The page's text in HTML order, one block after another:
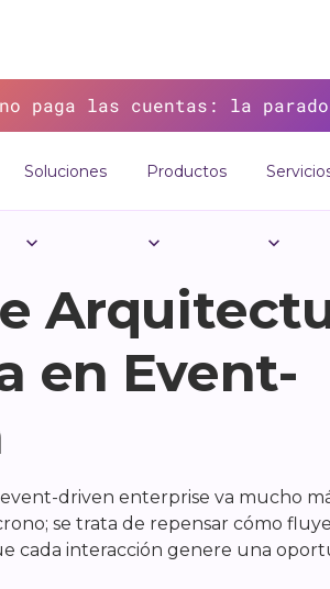
paga las cuentas: la
Soluciones Productos
en Event-
driven enterprise va mucho
se trata de repensar cómo
cada interacción genere una